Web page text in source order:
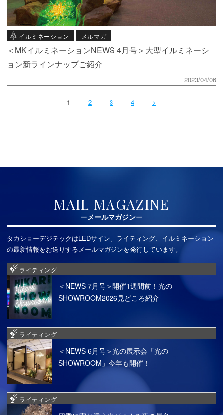
イルミネーション メルマガ
＜MKイルミネーションNEWS 4月号＞大型イルミネーシ
ョン新ラインナップご紹介
2023/04/06
1 2 3 4 >
MAIL MAGAZINE
メールマガジン
タカショーデジテックはLEDサイン、ライティング、イルミネーション
の最新情報をお送りするメールマガジンを発行しています。
ライティング
＜NEWS 7月号＞開催1週間前！光の
SHOWROOM2026見どころ紹介
ライティング
＜NEWS 6月号＞光の展示会「光の
SHOWROOM」今年も開催！
ライティング